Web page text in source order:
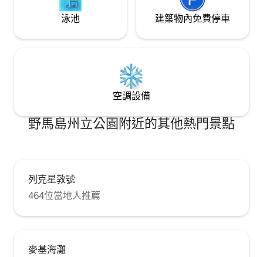
泳池 建築物內免費停車
空調設備
野馬島州立公園附近的其他熱門景點
列克星敦號
464位當地人推薦
麥基海灘